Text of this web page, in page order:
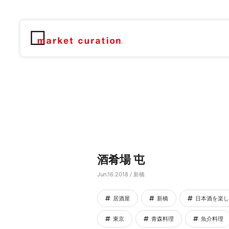
酒肴場 屯
Jun.16.2018 / 新橋
居酒屋 新橋 日本酒を楽
東京 青森料理 魚介料理